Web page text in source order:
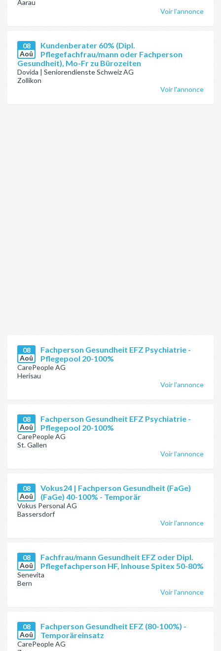
Aarau
Voir l'annonce
08
Aoû
Kundenberater 60% (Dipl.
Pflegefachfrau/mann oder Fachperson
Gesundheit), Mo-Fr zu Bürozeiten
Dovida | Seniorendienste Schweiz AG
Zollikon
Voir l'annonce
08
Aoû
Fachperson Gesundheit EFZ Psychiatrie -
Pflegepool 20-100%
CarePeople AG
Herisau
Voir l'annonce
08
Aoû
Fachperson Gesundheit EFZ Psychiatrie -
Pflegepool 20-100%
CarePeople AG
St. Gallen
Voir l'annonce
08
Aoû
Vokus24 | Fachperson Gesundheit (FaGe)
(FaGe) 40-100% - Temporär
Vokus Personal AG
Bassersdorf
Voir l'annonce
08
Aoû
Fachfrau/mann Gesundheit EFZ oder Dipl.
Pflegefachperson HF, Inhouse Spitex 50-80%
Senevita
Bern
Voir l'annonce
08
Aoû
Fachperson Gesundheit EFZ (80-100%) -
Temporäreinsatz
CarePeople AG